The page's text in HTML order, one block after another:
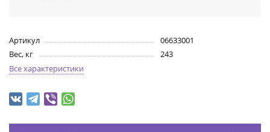
Артикул
06633001
Вес, кг
243
Все характеристики